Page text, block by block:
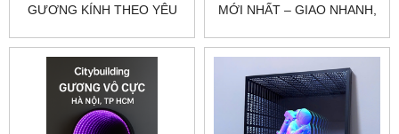
GƯƠNG KÍNH THEO YÊU
CHUYÊN NGHIỆP
MỚI NHẤT – GIAO NHANH,